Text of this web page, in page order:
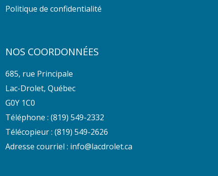
Politique de confidentialité
NOS COORDONNÉES
685, rue Principale
Lac-Drolet, Québec
G0Y 1C0
Téléphone :(819) 549-2332
Télécopieur : (819) 549-2626
Adresse courriel : info@lacdrolet.ca